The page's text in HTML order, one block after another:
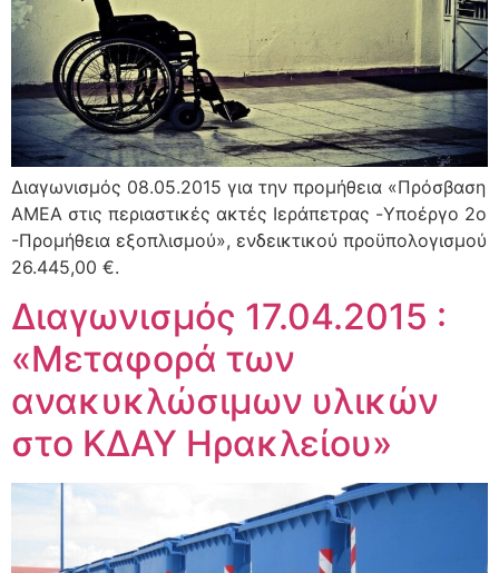
Διαγωνισμός 08.05.2015 για την προμήθεια «Πρόσβαση
ΑΜΕΑ στις περιαστικές ακτές Ιεράπετρας -Yποέργο 2ο
-Προμήθεια εξοπλισμού», ενδεικτικού προϋπολογισμού
26.445,00 €.
Διαγωνισμός 17.04.2015 :
«Μεταφορά των
ανακυκλώσιμων υλικών
στο ΚΔΑΥ Ηρακλείου»